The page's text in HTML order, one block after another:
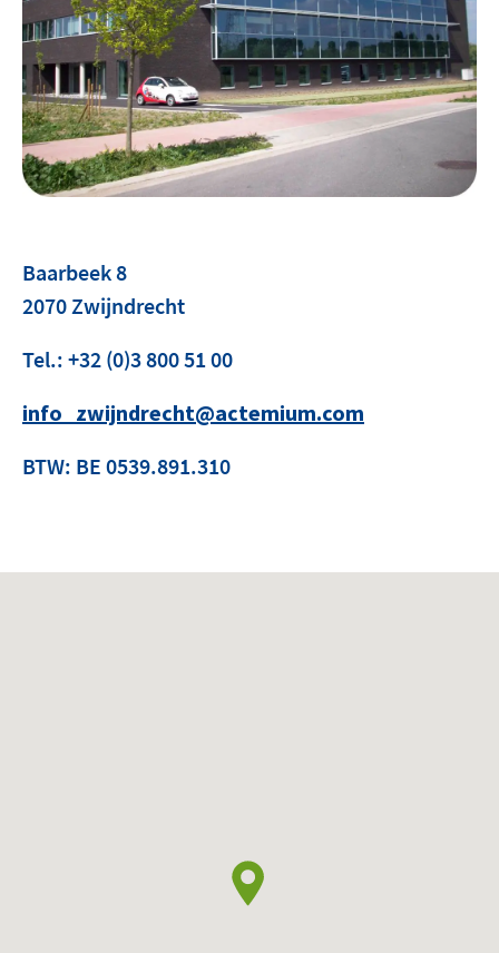
Contact
facebooklinkedinyoutube
Baarbeek 8
2070 Zwijndrecht
Tel.: +32 (0)3 800 51 00
info_zwijndrecht@actemium.com
BTW: BE 0539.891.310